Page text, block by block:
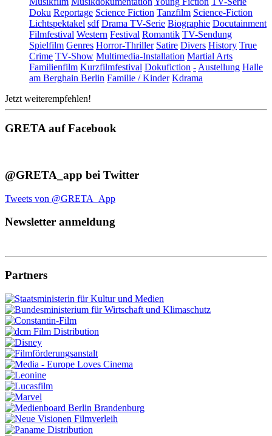
Doku Reportage Science Fiction Tanzfilm Science-Fiction
Lichtspektakel sdf Drama TV-Serie Biographie Docutainment
Filmfestival Western Festival Romantik TV-Sendung
Spielfilm Genres Horror-Thriller Satire Divers History True
Crime TV-Show Multimedia-Installation Martial Arts
Familienfilm Kurzfilmfestival Dokufiction - Austellung Halle
am Berghain Berlin Familie / Kinder Kdrama
Jetzt weiterempfehlen!
GRETA auf Facebook
@GRETA_app bei Twitter
Tweets von @GRETA_App
Newsletter anmeldung
Partners